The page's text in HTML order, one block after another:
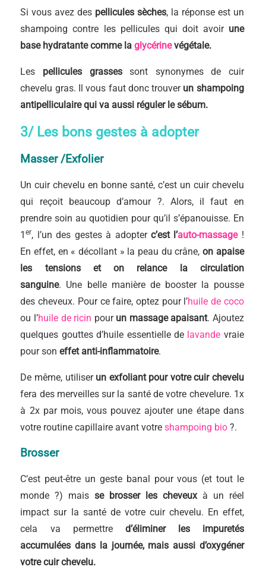
Si vous avez des pellicules sèches, la réponse est un
shampoing contre les pellicules qui doit avoir une
base hydratante comme laglycérinevégétale.
Les pellicules grassessont synonymes de cuir
chevelu gras. Il vous faut donc trouver un shampoing
antipelliculaire qui va aussi réguler le sébum.
3/ Les bons gestes à adopter
Masser /Exfolier
Un cuir chevelu en bonne santé, c’est un cuir chevelu
qui reçoit beaucoup d’amour ?. Alors, il faut en
prendre soin au quotidien pour qu’il s’épanouisse. En
1er, l’un des gestes à adopter c’est l’auto-massage!
En effet, en « décollant » la peau du crâne,on apaise
les tensions et on relance la circulation
sanguine. Une belle manière de booster la pousse
des cheveux. Pour ce faire, optez pour l’huile de coco
ou l’huile de ricin pour un massage apaisant. Ajoutez
quelques gouttes d’huile essentielle de lavande vraie
pour soneffet anti-inflammatoire.
De même, utiliser un exfoliant pour votre cuir chevelu
fera des merveilles sur la santé de votre chevelure. 1x
à 2x par mois, vous pouvez ajouter une étape dans
votre routine capillaire avant votreshampoing bio ?.
Brosser
C’est peut-être un geste banal pour vous (et tout le
monde ?) maisse brosser les cheveuxà un réel
impact sur la santé de votre cuir chevelu. En effet,
cela va permettre d’éliminer les impuretés
accumulées dans la journée, mais aussi d’oxygéner
votre cuir chevelu.